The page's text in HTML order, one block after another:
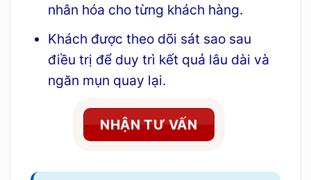
nhân hóa cho từng khách hàng.
Khách được theo dõi sát sao sau
điều trị để duy trì kết quả lâu dài và
ngăn mụn quay lại.
NHẬN TƯ VẤN